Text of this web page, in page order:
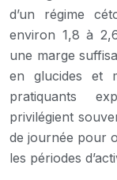
d’un régime
environ 1,8 à
une marge
en glucides et
pratiquants
privilégient
de journée pour
les périodes